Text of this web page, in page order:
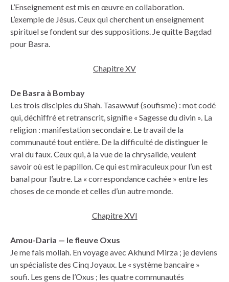
L’Enseignement est mis en œuvre en collaboration.
L’exemple de Jésus. Ceux qui cherchent un enseignement
spirituel se fondent sur des suppositions. Je quitte Bagdad
pour Basra.
Chapitre XV
De Basra à Bombay
Les trois disciples du Shah. Tasawwuf (soufisme) : mot codé
qui, déchiffré et retranscrit, signifie « Sagesse du divin ». La
religion : manifestation secondaire. Le travail de la
communauté tout entière. De la difficulté de distinguer le
vrai du faux. Ceux qui, à la vue de la chrysalide, veulent
savoir où est le papillon. Ce qui est miraculeux pour l’un est
banal pour l’autre. La « correspondance cachée » entre les
choses de ce monde et celles d’un autre monde.
Chapitre XVI
Amou-Daria — le fleuve Oxus
Je me fais mollah. En voyage avec Akhund Mirza ; je deviens
un spécialiste des Cinq Joyaux. Le « système bancaire »
soufi. Les gens de l’Oxus ; les quatre communautés